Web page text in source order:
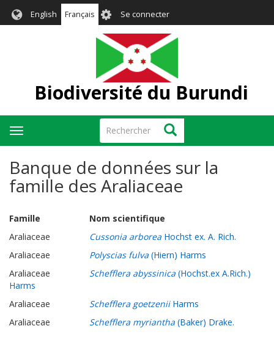
English Français User
account
menu
Se connecter
Biodiversité du Burundi
Rechercher Rechercher
Toggle
navigation
Banque de données sur la
famille des Araliaceae
Famille Nom scientifique
Araliaceae Cussonia arborea Hochst ex. A. Rich.
Araliaceae Polyscias fulva (Hiern) Harms
Araliaceae Schefflera abyssinica (Hochst.ex A.Rich.)
Harms
Araliaceae Schefflera goetzeniiHarms
Araliaceae Schefflera myriantha (Baker) Drake.